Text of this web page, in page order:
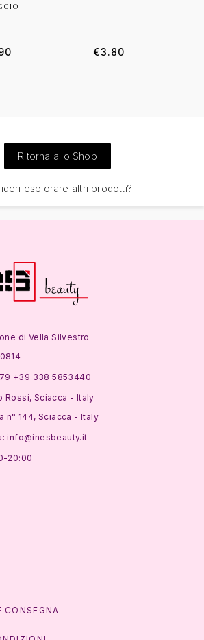
€3.80
Ritorna allo Shop
esplorare altri prodotti?
di Vella Silvestro
+39 338 5853440
Rossi, Sciacca - Italy
n° 144, Sciacca - Italy
info@inesbeauty.it
20:00
CONSEGNA